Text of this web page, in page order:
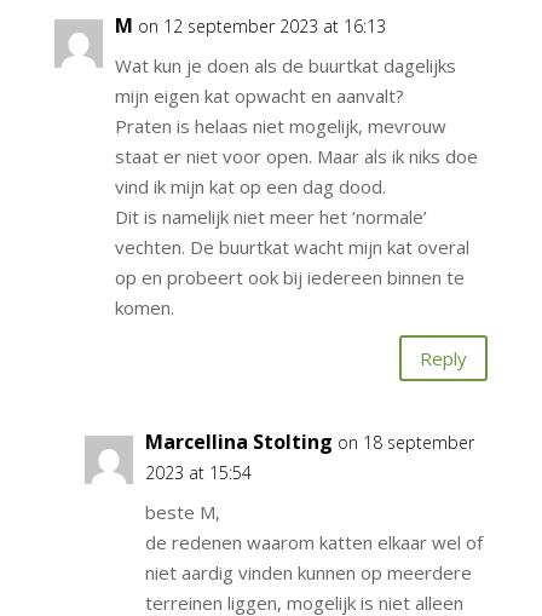
M on 12 september 2023 at 16:13
Wat kun je doen als de buurtkat dagelijks
mijn eigen kat opwacht en aanvalt?
Praten is helaas niet mogelijk, mevrouw
staat er niet voor open. Maar als ik niks doe
vind ik mijn kat op een dag dood.
Dit is namelijk niet meer het ‘normale’
vechten. De buurtkat wacht mijn kat overal
op en probeert ook bij iedereen binnen te
komen.
Reply
Marcellina Stolting on 18 september
2023 at 15:54
beste M,
de redenen waarom katten elkaar wel of
niet aardig vinden kunnen op meerdere
terreinen liggen, mogelijk is niet alleen